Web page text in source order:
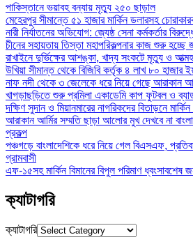
পাকিস্তানে ভয়াবহ বন্যায় মৃত্যু ২৫০ ছাড়াল
মেহেরপুর সীমান্তে ৫১ হাজার মার্কিন ডলারসহ
নারী নির্যাতনের অভিযোগ: জ্যেষ্ঠ সেনা কর্মকর্তার
চীনের সহায়তায় তিস্তা মহাপরিকল্পনার কাজ শুরু হচ্ছে
রাখাইনে দুর্ভিক্ষের আশঙ্কা, খাদ্য সংকটে মৃত্যু ও
উখিয়া সীমান্ত থেকে বিজিবি কর্তৃক ৪ লাখ ৮০ হাজার
নাফ নদী থেকে ৩ জেলেকে ধরে নিয়ে গেছে আরাকান
খাগড়াছড়িতে শুরু প্রমিলা একাডেমি কাপ ফুটবল ও
দক্ষিণ সুদান ও মিয়ানমারের নাগরিকদের বিতাড়নে
আরাকান আর্মির সম্মতি ছাড়া আলোর মুখ দেখবে না
প্রকল্প
পঞ্চগড়ে বাংলাদেশিকে ধরে নিয়ে গেল বিএসএফ,
গ্রামবাসী
এফ-১৫সহ মার্কিন বিমানের বিপুল পরিমাণ
ক্যাটাগরি
ক্যাটাগরি